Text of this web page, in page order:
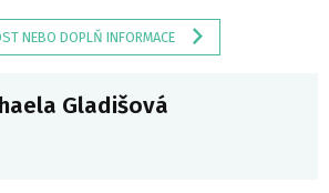
NEBO DOPLŇ INFORMACE
Gladišová